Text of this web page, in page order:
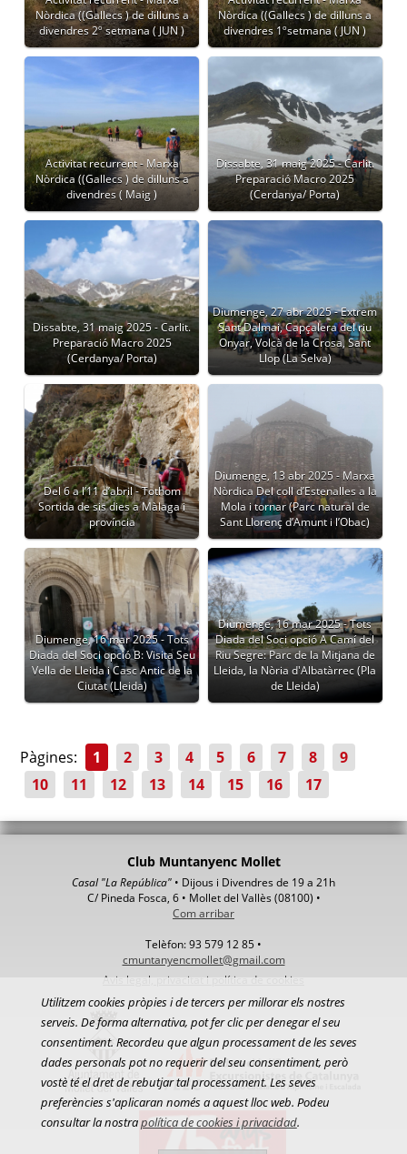
Nòrdica ((Gallecs ) de dilluns a
divendres 2º setmana ( JUN )
Nòrdica ((Gallecs ) de dilluns a
divendres 1ºsetmana ( JUN )
Activitat recurrent - Marxa
Nòrdica ((Gallecs ) de dilluns a
divendres ( Maig )
Dissabte, 31 maig 2025 - Carlit.
Preparació Macro 2025
(Cerdanya/ Porta)
Dissabte, 31 maig 2025 - Carlit.
Preparació Macro 2025
(Cerdanya/ Porta)
Diumenge, 27 abr 2025 - Extrem
Sant Dalmai, Capçalera del riu
Onyar, Volcà de la Crosa, Sant
Llop (La Selva)
Del 6 a l’11 d’abril - Tothom
Sortida de sis dies a Màlaga i
província
Diumenge, 13 abr 2025 - Marxa
Nòrdica Del coll d’Estenalles a la
Mola i tornar (Parc natural de
Sant Llorenç d’Amunt i l’Obac)
Diumenge, 16 mar 2025 - Tots
Diada del Soci opció B: Visita Seu
Vella de Lleida i Casc Antic de la
Ciutat (Lleida)
Diumenge, 16 mar 2025 - Tots
Diada del Soci opció A Camí del
Riu Segre: Parc de la Mitjana de
Lleida, la Nòria d'Albatàrrec (Pla
de Lleida)
Pàgines: 1 2 3 4 5 6 7 8
9
10
11 12 13 14 15 16 17
Club Muntanyenc Mollet
Casal "La República" • Dijous i Divendres de 19 a 21h
C/ Pineda Fosca, 6 • Mollet del Vallès (08100) •
Com arribar
Telèfon: 93 579 12 85 •
cmuntanyencmollet@gmail.com
Avis legal, privacitat i política de cookies
Utilitzem cookies pròpies i de tercers per millorar els nostres
serveis. De forma alternativa, pot fer clic per denegar el seu
consentiment. Recordeu que algun processament de les seves
dades personals pot no requerir del seu consentiment, però
vostè té el dret de rebutjar tal processament. Les seves
preferències s'aplicaran només a aquest lloc web. Podeu
consultar la nostrapolítica de cookies i privacidad.